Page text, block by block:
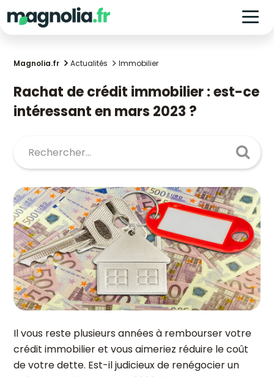
Magnolia.fr Actualités Immobilier
Rachat de crédit immobilier : est-ce
intéressant en mars 2023 ?
Il vous reste plusieurs années à rembourser votre
crédit immobilier et vous aimeriez réduire le coût
de votre dette. Est-il judicieux de renégocier un